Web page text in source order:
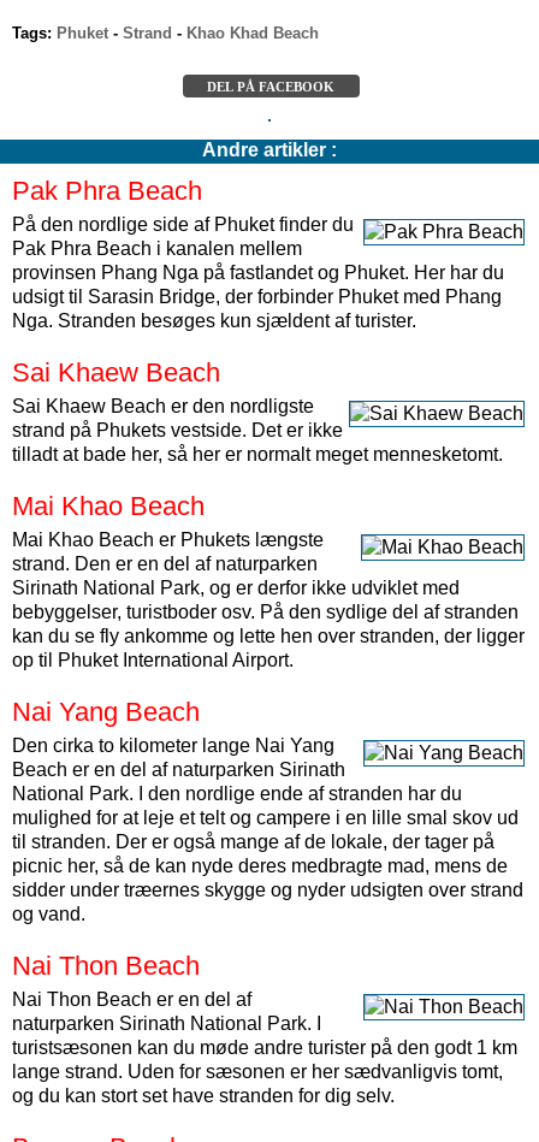
Tags: Phuket - Strand - Khao Khad Beach
DEL PÅ FACEBOOK
Andre artikler :
Pak Phra Beach
På den nordlige side af Phuket finder du
Pak Phra Beach i kanalen mellem
provinsen Phang Nga på fastlandet og Phuket. Her har du
udsigt til Sarasin Bridge, der forbinder Phuket med Phang
Nga. Stranden besøges kun sjældent af turister.
Sai Khaew Beach
Sai Khaew Beach er den nordligste
strand på Phukets vestside. Det er ikke
tilladt at bade her, så her er normalt meget mennesketomt.
Mai Khao Beach
Mai Khao Beach er Phukets længste
strand. Den er en del af naturparken
Sirinath National Park, og er derfor ikke udviklet med
bebyggelser, turistboder osv. På den sydlige del af stranden
kan du se fly ankomme og lette hen over stranden, der ligger
op til Phuket International Airport.
Nai Yang Beach
Den cirka to kilometer lange Nai Yang
Beach er en del af naturparken Sirinath
National Park. I den nordlige ende af stranden har du
mulighed for at leje et telt og campere i en lille smal skov ud
til stranden. Der er også mange af de lokale, der tager på
picnic her, så de kan nyde deres medbragte mad, mens de
sidder under træernes skygge og nyder udsigten over strand
og vand.
Nai Thon Beach
Nai Thon Beach er en del af
naturparken Sirinath National Park. I
turistsæsonen kan du møde andre turister på den godt 1 km
lange strand. Uden for sæsonen er her sædvanligvis tomt,
og du kan stort set have stranden for dig selv.